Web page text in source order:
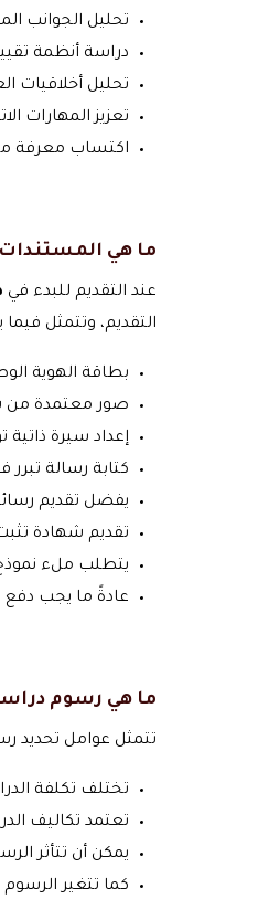
تحليل الجوانب
دراسة أنظمة
تحليل أخلاقيات
تعزيز المهارات
اكتساب معرفة
ما هي
عند التقديم للبدء في
التقديم، وتتمثل فيما
بطاقة الهوية
صور معتمدة من
إعداد سيرة
كتابة رسالة
يفضل تقديم
تقديم شهادة تثبت
يتطلب ملء
عادةً ما يجب دفع
ما هي رسوم
تتمثل عوامل تحديد
تختلف تكلفة
تعتمد تكاليف
يمكن أن تتأثر
كما تتغير